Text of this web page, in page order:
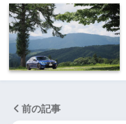
前の記事